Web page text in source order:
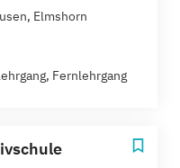
Elmshorn
Fernlehrgang